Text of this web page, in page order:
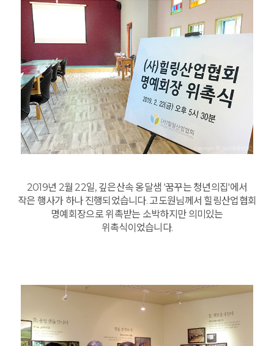
2019년 2월 22일, 깊은산속 옹달샘 '꿈꾸는 청년의집'에서
작은 행사가 하나 진행되었습니다. 고도원님께서 힐링산업협회
명예회장으로 위촉받는 소박하지만 의미있는
위촉식이었습니다.